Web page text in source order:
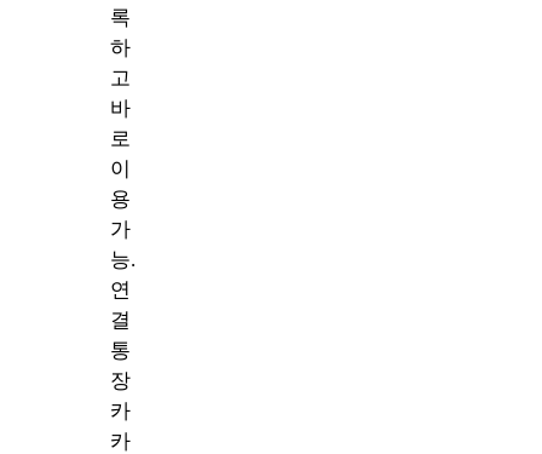
록
하
고
바
로
이
용
가
능.
연
결
통
장
카
카